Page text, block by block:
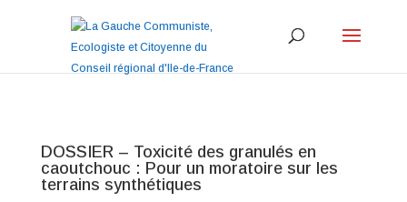
DOSSIER – Toxicité des granulés en
caoutchouc : Pour un moratoire sur les
terrains synthétiques